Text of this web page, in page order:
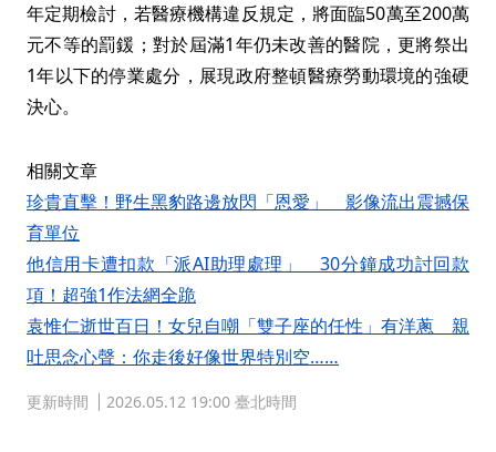
年定期檢討，若醫療機構違反規定，將面臨50萬至200萬
元不等的罰鍰；對於屆滿1年仍未改善的醫院，更將祭出
1年以下的停業處分，展現政府整頓醫療勞動環境的強硬
決心。
相關文章
珍貴直擊！野生黑豹路邊放閃「恩愛」 影像流出震撼保
育單位
他信用卡遭扣款「派AI助理處理」 30分鐘成功討回款
項！超強1作法網全跪
袁惟仁逝世百日！女兒自嘲「雙子座的任性」有洋蔥 親
吐思念心聲：你走後好像世界特別空……
更新時間 2026.05.12 19:00 臺北時間